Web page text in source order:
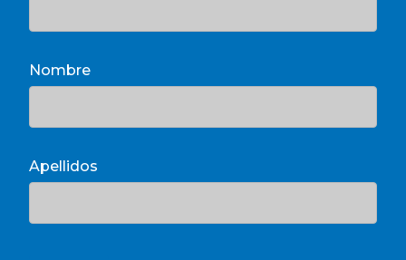
Nombre
Apellidos